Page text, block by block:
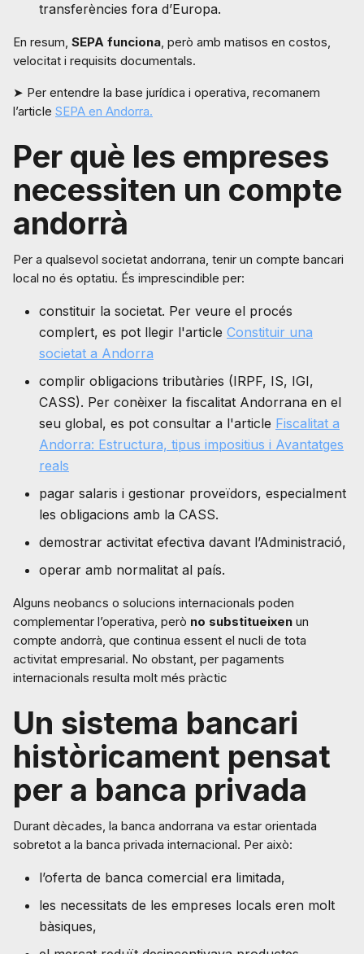
transferències fora d’Europa.
En resum, SEPA funciona, però amb matisos en costos,
velocitat i requisits documentals.
➤ Per entendre la base jurídica i operativa, recomanem
l’article SEPA en Andorra.
Per què les empreses
necessiten un compte
andorrà
Per a qualsevol societat andorrana, tenir un compte bancari
local no és optatiu. És imprescindible per:
constituir la societat. Per veure el procés
complert, es pot llegir l'article Constituir una
societat a Andorra
complir obligacions tributàries (IRPF, IS, IGI,
CASS). Per conèixer la fiscalitat Andorrana en el
seu global, es pot consultar a l'article Fiscalitat a
Andorra: Estructura, tipus impositius i Avantatges
reals
pagar salaris i gestionar proveïdors, especialment
les obligacions amb la CASS.
demostrar activitat efectiva davant l’Administració,
operar amb normalitat al país.
Alguns neobancs o solucions internacionals poden
complementar l’operativa, però no substitueixen un
compte andorrà, que continua essent el nucli de tota
activitat empresarial. No obstant, per pagaments
internacionals resulta molt més pràctic
Un sistema bancari
històricament pensat
per a banca privada
Durant dècades, la banca andorrana va estar orientada
sobretot a la banca privada internacional. Per això:
l’oferta de banca comercial era limitada,
les necessitats de les empreses locals eren molt
bàsiques,